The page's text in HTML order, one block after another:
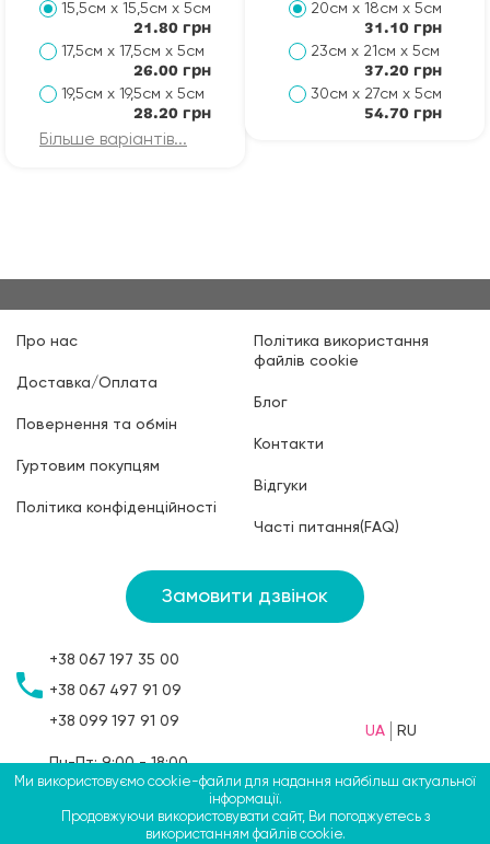
15,5см х 15,5см х 5см
21.80 грн
17,5см х 17,5см х 5см
26.00 грн
19,5см х 19,5см х 5см
28.20 грн
Більше варіантів...
20см х 18см х 5см
31.10 грн
23см х 21см х 5см
37.20 грн
30см х 27см х 5см
54.70 грн
Про нас
Доставка/Оплата
Повернення та обмін
Гуртовим покупцям
Політика конфіденційності
Політика використання
файлів cookie
Блог
Контакти
Відгуки
Часті питання(FAQ)
Замовити дзвінок
+38 067 197 35 00
+38 067 497 91 09
+38 099 197 91 09
Пн-Пт: 9:00 - 18:00
Сб: 9:00 - 15:00
UA RU
Ми використовуємо cookie-файли для надання найбільш актуальної
інформації.
Продовжуючи використовувати сайт, Ви погоджуєтесь з
використанням файлів cookie.